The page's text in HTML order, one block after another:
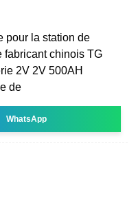
pour la station de
fabricant chinois TG
2V 2V 500AH
de
WhatsApp